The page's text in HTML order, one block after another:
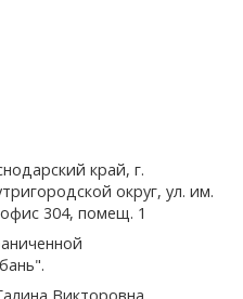
край, г.
округ, ул. им.
304, помещ. 1
Викторовна